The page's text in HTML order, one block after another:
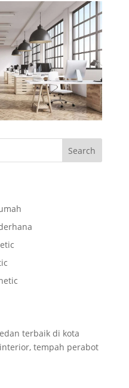
Search
terbaik di kota
tempah perabot